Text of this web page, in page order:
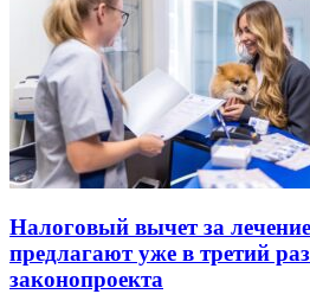
Налоговый вычет за
предлагают уже в третий
законопроекта